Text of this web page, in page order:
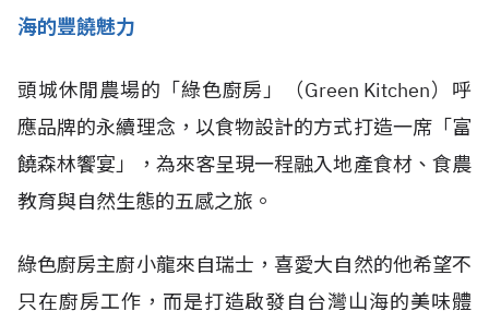
海的豐饒魅力
頭城休閒農場的「綠色廚房」（Green Kitchen）呼
應品牌的永續理念，以食物設計的方式打造一席「富
饒森林饗宴」，為來客呈現一程融入地產食材、食農
教育與自然生態的五感之旅。
綠色廚房主廚小龍來自瑞士，喜愛大自然的他希望不
只在廚房工作，而是打造啟發自台灣山海的美味體